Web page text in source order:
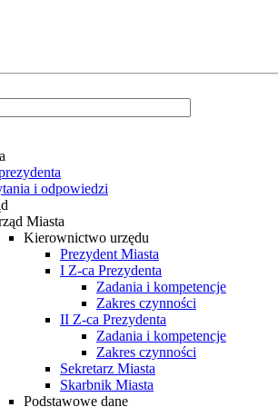
i odpowiedzi
Miasta
Kierownictwo urzędu
Prezydent Miasta
I Z-ca Prezydenta
Zadania i kompetencje
Zakres czynności
II Z-ca Prezydenta
Zadania i kompetencje
Zakres czynności
Sekretarz Miasta
Skarbnik Miasta
Podstawowe dane